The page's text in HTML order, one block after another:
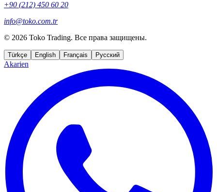
+90 (212) 450 60 20
info@toko.com.tr
© 2026 Toko Trading. Все права защищены.
Türkçe English Français Русский
Akarien